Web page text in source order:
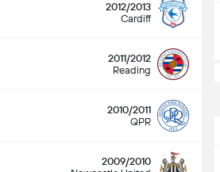
2012/2013
Cardiff
2011/2012
Reading
2010/2011
QPR
2009/2010